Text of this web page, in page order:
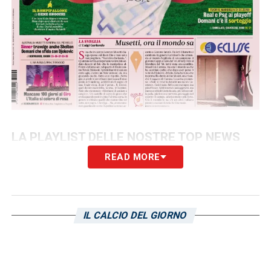
LA PLAYLIST DELLE NOSTRE TOP NEWS
READ MORE
IL CALCIO DEL GIORNO